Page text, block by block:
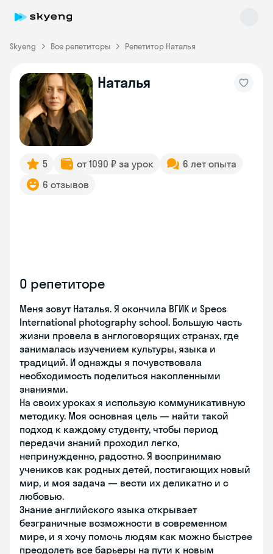
Skyeng Все репетиторы Репетитор Наталья
Наталья
5 от 1090 ₽ за урок
6 лет опыта
6 отзывов
О репетиторе
Меня зовут Наталья. Я окончила ВГИК и Speos
International photography school. Большую часть
жизни провела в англоговорящих странах, где
занималась изучением культуры, языка и
традиций. И однажды я почувствовала
необходимость поделиться накопленными
знаниями.
На своих уроках я использую коммуникативную
методику. Моя основная цель — найти такой
подход к каждому студенту, чтобы период
передачи знаний проходил легко,
непринужденно, радостно. Я воспринимаю
учеников как родных детей, постигающих новый
мир, и моя задача — вести их деликатно и с
любовью.
Знание английского языка открывает
безграничные возможности в современном
мире, и я хочу помочь людям как можно быстрее
преодолеть все барьеры на пути к новым
Skyeng Chat
online